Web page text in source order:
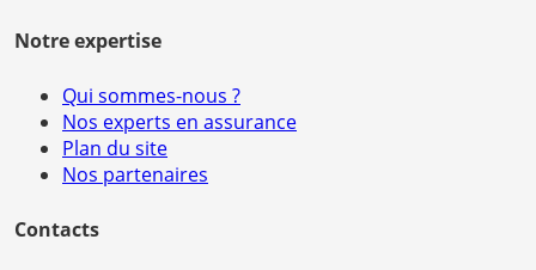
Notre expertise
Qui sommes-nous ?
Nos experts en assurance
Plan du site
Nos partenaires
Contacts